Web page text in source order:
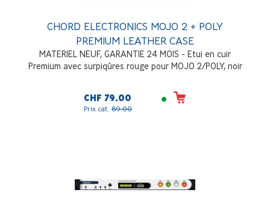
CHORD ELECTRONICS MOJO 2 + POLY
PREMIUM LEATHER CASE
MATERIEL NEUF, GARANTIE 24 MOIS - Etui en cuir
Premium avec surpiqûres rouge pour MOJO 2/POLY, noir
CHF 79.00
Prix cat. 89.00